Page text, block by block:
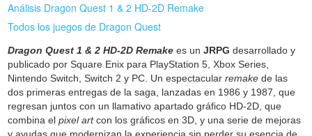
Análisis Dragon Quest 1 & 2 HD-2D Remake
Todos los juegos de Dragon Quest
Dragon Quest 1 & 2 HD-2D Remake es unJRPG desarrollado y
publicado por Square Enix para PlayStation 5, Xbox Series,
Nintendo Switch, Switch 2 y PC. Un espectacularremake de las
dos primeras entregas de la saga, lanzadas en 1986 y 1987, que
regresan juntos con un llamativo apartado gráfico HD-2D, que
combina elpixel artcon los gráficos en 3D, y una serie de mejoras